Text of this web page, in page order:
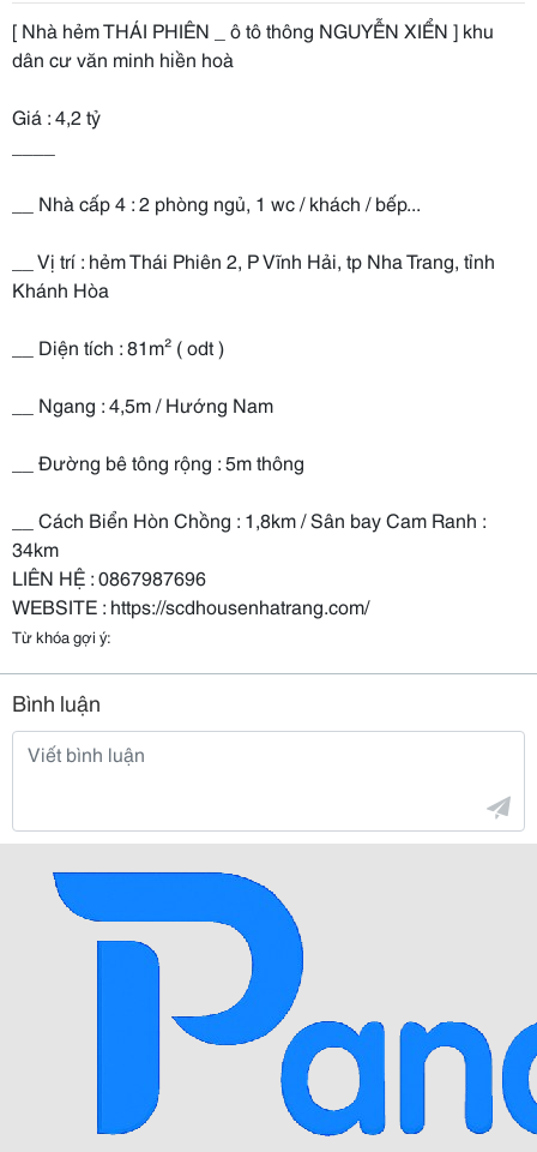
[ Nhà hẻm THÁI PHIÊN _ ô tô thông NGUYỄN XIỂN ] khu
dân cư văn minh hiền hoà
Giá : 4,2 tỷ
__ Nhà cấp 4 : 2 phòng ngủ, 1 wc / khách / bếp...
__ Vị trí : hẻm Thái Phiên 2, P Vĩnh Hải, tp Nha Trang, tỉnh
Khánh Hòa
__ Diện tích : 81m² ( odt )
__ Ngang : 4,5m / Hướng Nam
__ Đường bê tông rộng : 5m thông
__ Cách Biển Hòn Chồng : 1,8km / Sân bay Cam Ranh :
34km
LIÊN HỆ : 0867987696
WEBSITE : https://scdhousenhatrang.com/
Từ khóa gợi ý:
Bình luận